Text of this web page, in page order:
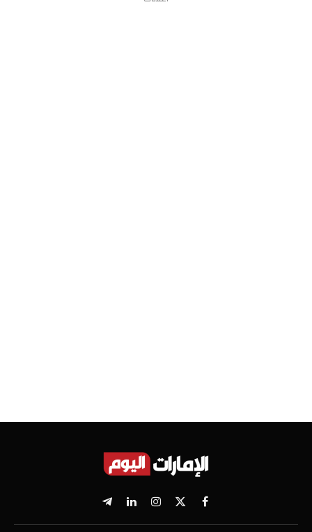
فيسبوك
X
(Twitter)
الانستغراملينكدإنتيلقرام